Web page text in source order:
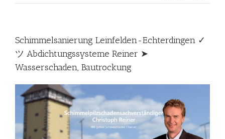
Schimmelsanierung Leinfelden-Echterdingen ✓
ツ Abdichtungssysteme Reiner ➤
Wasserschaden, Bautrockung